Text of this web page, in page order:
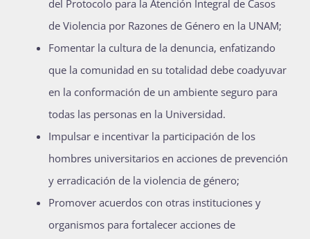
del Protocolo para la Atención Integral de Casos
de Violencia por Razones de Género en la UNAM;
Fomentar la cultura de la denuncia, enfatizando
que la comunidad en su totalidad debe coadyuvar
en la conformación de un ambiente seguro para
todas las personas en la Universidad.
Impulsar e incentivar la participación de los
hombres universitarios en acciones de prevención
y erradicación de la violencia de género;
Promover acuerdos con otras instituciones y
organismos para fortalecer acciones de